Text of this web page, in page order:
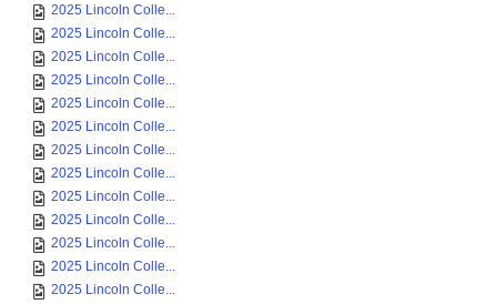
2025 Lincoln Colle...
2025 Lincoln Colle...
2025 Lincoln Colle...
2025 Lincoln Colle...
2025 Lincoln Colle...
2025 Lincoln Colle...
2025 Lincoln Colle...
2025 Lincoln Colle...
2025 Lincoln Colle...
2025 Lincoln Colle...
2025 Lincoln Colle...
2025 Lincoln Colle...
2025 Lincoln Colle...